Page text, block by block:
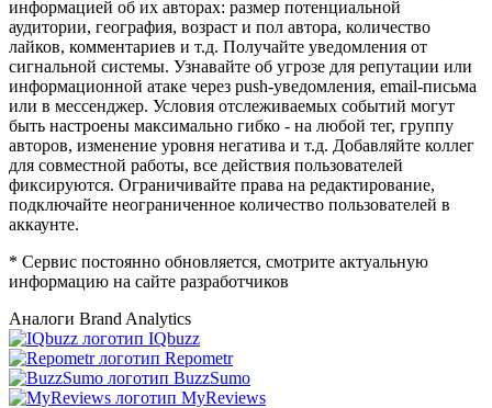
информацией об их авторах: размер потенциальной
аудитории, география, возраст и пол автора, количество
лайков, комментариев и т.д. Получайте уведомления от
сигнальной системы. Узнавайте об угрозе для репутации или
информационной атаке через push-уведомления, email-письма
или в мессенджер. Условия отслеживаемых событий могут
быть настроены максимально гибко - на любой тег, группу
авторов, изменение уровня негатива и т.д. Добавляйте коллег
для совместной работы, все действия пользователей
фиксируются. Ограничивайте права на редактирование,
подключайте неограниченное количество пользователей в
аккаунте.
* Сервис постоянно обновляется, смотрите актуальную
информацию на сайте разработчиков
Аналоги Brand Analytics
IQbuzz
Repometr
BuzzSumo
MyReviews